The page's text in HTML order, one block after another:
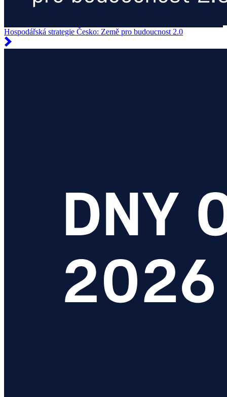
Hospodářská strategie Česko: Země pro budoucnost 2.0